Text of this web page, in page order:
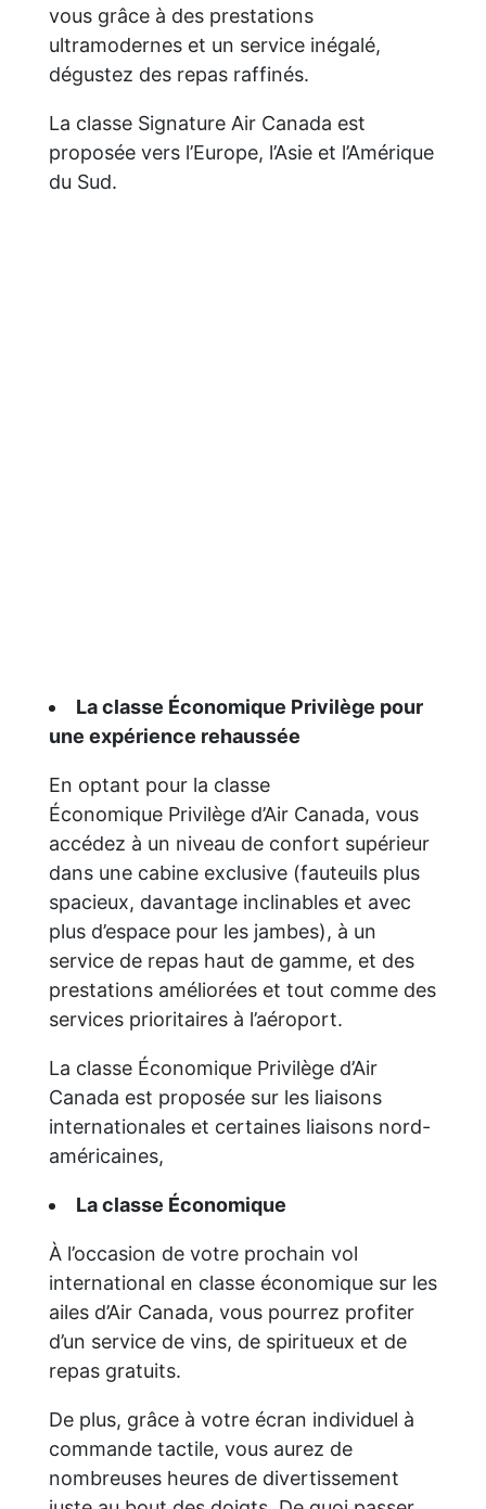
vous grâce à des prestations
ultramodernes et un service inégalé,
dégustez des repas raffinés.
La classe Signature Air Canada est
proposée vers l’Europe, l’Asie et l’Amérique
du Sud.
La classe Économique Privilège pour
une expérience rehaussée
En optant pour la classe
Économique Privilège d’Air Canada, vous
accédez à un niveau de confort supérieur
dans une cabine exclusive (fauteuils plus
spacieux, davantage inclinables et avec
plus d’espace pour les jambes), à un
service de repas haut de gamme, et des
prestations améliorées et tout comme des
services prioritaires à l’aéroport.
La classe Économique Privilège d’Air
Canada est proposée sur les liaisons
internationales et certaines liaisons nord-
américaines,
La classe Économique
À l’occasion de votre prochain vol
international en classe économique sur les
ailes d’Air Canada, vous pourrez profiter
d’un service de vins, de spiritueux et de
repas gratuits.
De plus, grâce à votre écran individuel à
commande tactile, vous aurez de
nombreuses heures de divertissement